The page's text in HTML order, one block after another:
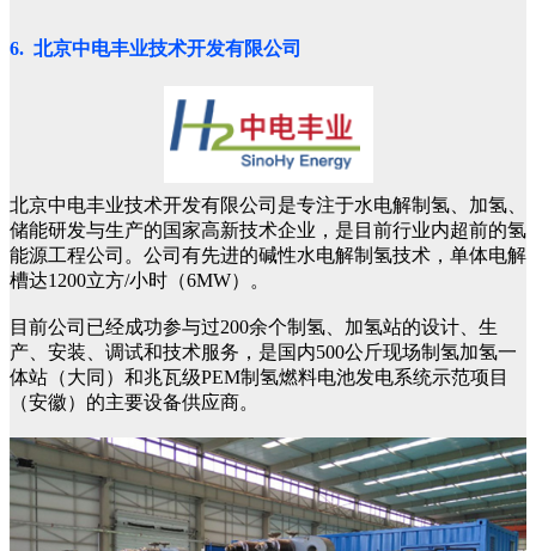
6. 北京中电丰业技术开发有限公司
北京中电丰业技术开发有限公司是专注于水电解制氢、加氢、
储能研发与生产的国家高新技术企业，是目前行业内超前的氢
能源工程公司。公司有先进的碱性水电解制氢技术，单体电解
槽达1200立方/小时（6MW）。
目前公司已经成功参与过200余个制氢、加氢站的设计、生
产、安装、调试和技术服务，是国内500公斤现场制氢加氢一
体站（大同）和兆瓦级PEM制氢燃料电池发电系统示范项目
（安徽）的主要设备供应商。